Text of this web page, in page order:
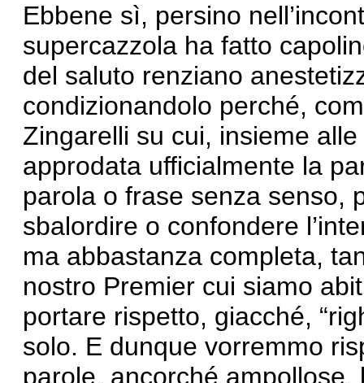
Ebbene sì, persino
supercazzola ha fatto
del saluto renziano
condizionandolo perché,
Zingarelli su cui, insieme
approdata ufficialmente la
parola o frase senza senso,
sbalordire o confondere
ma abbastanza completa,
nostro Premier cui siamo
portare rispetto, giacché,
solo. E dunque vorremmo
parole, ancorché